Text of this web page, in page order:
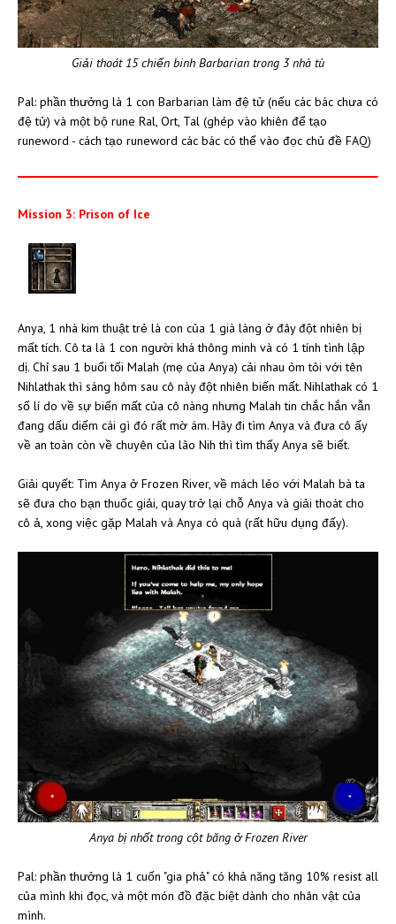
Giải thoát 15 chiến binh Barbarian trong 3 nhà tù
Pal: phần thưởng là 1 con Barbarian làm đệ tử (nếu các bác chưa có
đệ tử) và một bộ rune Ral, Ort, Tal (ghép vào khiên để tạo
runeword - cách tạo runeword các bác có thể vào đọc chủ đề FAQ)
Mission 3: Prison of Ice
Anya, 1 nhà kim thuật trẻ là con của 1 già làng ở đây đột nhiên bị
mất tích. Cô ta là 1 con người khá thông minh và có 1 tính tình lập
dị. Chỉ sau 1 buổi tối Malah (mẹ của Anya) cải nhau ỏm tỏi với tên
Nihlathak thì sáng hôm sau cô này đột nhiên biến mất. Nihlathak có 1
số lí do về sự biến mất của cô nàng nhưng Malah tin chắc hắn vẫn
đang dấu diếm cái gì đó rất mờ ám. Hãy đi tìm Anya và đưa cô ấy
về an toàn còn về chuyên của lão Nih thì tìm thấy Anya sẽ biết.
Giải quyết: Tìm Anya ở Frozen River, về mách lẻo với Malah bà ta
sẽ đưa cho bạn thuốc giải, quay trở lại chỗ Anya và giải thoát cho
cô ả, xong việc gặp Malah và Anya có quà (rất hữu dụng đấy).
Anya bị nhốt trong cột băng ở Frozen River
Pal: phần thưởng là 1 cuốn "gia phả" có khả năng tăng 10% resist all
của mình khi đọc, và một món đồ đặc biệt dành cho nhân vật của
mình.